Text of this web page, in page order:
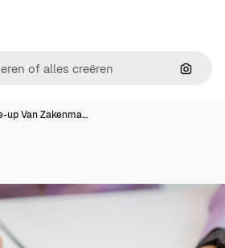
up Van Zakenma…